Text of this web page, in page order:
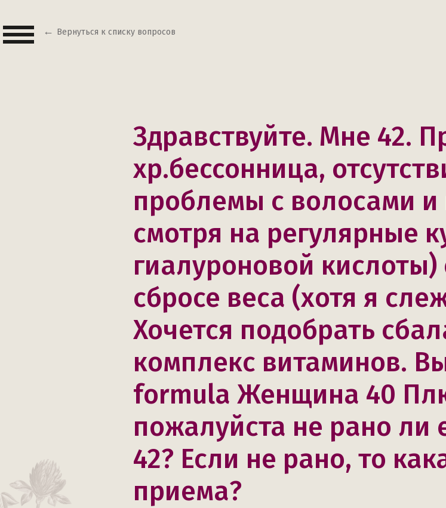
Вернуться к списку вопросов
Здравствуйте. Мне 42.
хр.бессонница,
проблемы с волосами и
смотря на регулярные
гиалуроновой кислоты)
сбросе веса (хотя я
Хочется подобрать
комплекс витаминов.
formula Женщина 40
пожалуйста не рано ли
42? Если не рано, то
приема?